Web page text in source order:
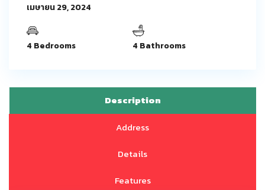
เมษายน 29, 2024
4 Bedrooms 4 Bathrooms
Description
Address
Details
Features